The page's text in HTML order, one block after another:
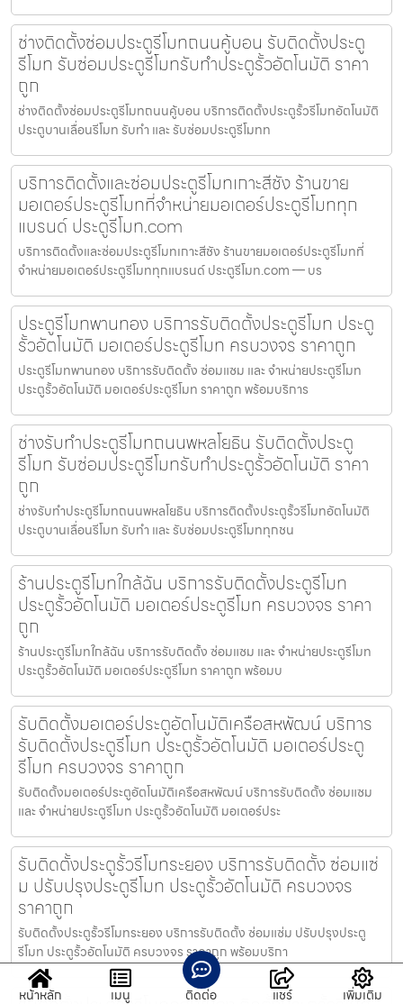
ช่างติดตั้งซ่อมประตูรีโมทถนนคู้บอน รับติดตั้งประตู
รีโมท รับซ่อมประตูรีโมทรับทำประตูรั้วอัตโนมัติ ราคา
ถูก
ช่างติดตั้งซ่อมประตูรีโมทถนนคู้บอน บริการติดตั้งประตูรั้วรีโมทอัตโนมัติ
ประตูบานเลื่อนรีโมท รับทำ และ รับซ่อมประตูรีโมทท
บริการติดตั้งและซ่อมประตูรีโมทเกาะสีชัง ร้านขาย
มอเตอร์ประตูรีโมทที่จำหน่ายมอเตอร์ประตูรีโมททุก
แบรนด์ ประตูรีโมท.com
บริการติดตั้งและซ่อมประตูรีโมทเกาะสีชัง ร้านขายมอเตอร์ประตูรีโมทที่
จำหน่ายมอเตอร์ประตูรีโมททุกแบรนด์ ประตูรีโมท.com — บร
ประตูรีโมทพานทอง บริการรับติดตั้งประตูรีโมท ประตู
รั้วอัตโนมัติ มอเตอร์ประตูรีโมท ครบวงจร ราคาถูก
ประตูรีโมทพานทอง บริการรับติดตั้ง ซ่อมแซม และ จำหน่ายประตูรีโมท
ประตูรั้วอัตโนมัติ มอเตอร์ประตูรีโมท ราคาถูก พร้อมบริการ
ช่างรับทำประตูรีโมทถนนพหลโยธิน รับติดตั้งประตู
รีโมท รับซ่อมประตูรีโมทรับทำประตูรั้วอัตโนมัติ ราคา
ถูก
ช่างรับทำประตูรีโมทถนนพหลโยธิน บริการติดตั้งประตูรั้วรีโมทอัตโนมัติ
ประตูบานเลื่อนรีโมท รับทำ และ รับซ่อมประตูรีโมททุกชน
ร้านประตูรีโมทใกล้ฉัน บริการรับติดตั้งประตูรีโมท
ประตูรั้วอัตโนมัติ มอเตอร์ประตูรีโมท ครบวงจร ราคา
ถูก
ร้านประตูรีโมทใกล้ฉัน บริการรับติดตั้ง ซ่อมแซม และ จำหน่ายประตูรีโมท
ประตูรั้วอัตโนมัติ มอเตอร์ประตูรีโมท ราคาถูก พร้อมบ
รับติดตั้งมอเตอร์ประตูอัตโนมัติเครือสหพัฒน์ บริการ
รับติดตั้งประตูรีโมท ประตูรั้วอัตโนมัติ มอเตอร์ประตู
รีโมท ครบวงจร ราคาถูก
รับติดตั้งมอเตอร์ประตูอัตโนมัติเครือสหพัฒน์ บริการรับติดตั้ง ซ่อมแซม
และ จำหน่ายประตูรีโมท ประตูรั้วอัตโนมัติ มอเตอร์ประ
รับติดตั้งประตูรั้วรีโมทระยอง บริการรับติดตั้ง ซ่อมแซ่
ม ปรับปรุงประตูรีโมท ประตูรั้วอัตโนมัติ ครบวงจร
ราคาถูก
รับติดตั้งประตูรั้วรีโมทระยอง บริการรับติดตั้ง ซ่อมแซ่ม ปรับปรุงประตู
รีโมท ประตูรั้วอัตโนมัติ ครบวงจร ราคาถูก พร้อมบริกา
หน้าหลัก เมนู ติดต่อ แชร์ เพิ่มเติม